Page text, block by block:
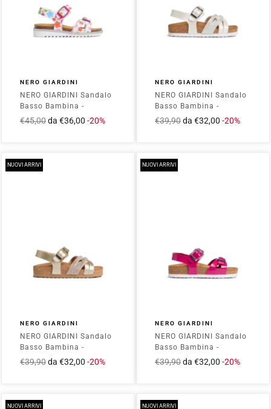
NERO GIARDINI
NERO GIARDINI Sandalo
Basso Bambina -
E633660F Bianco
Prezzo
€45,00Prezzo
da €36,00 -20%
NERO GIARDINI
NERO GIARDINI Sandalo
Basso Bambina -
E633651F Bianco
Prezzo
€39,90Prezzo
da €32,00 -20%
NUOVI ARRIVI
NERO GIARDINI
NERO GIARDINI Sandalo
Basso Bambina -
E633651F Beige
Prezzo
€39,90Prezzo
da €32,00 -20%
NUOVI ARRIVI
NERO GIARDINI
NERO GIARDINI Sandalo
Basso Bambina -
E633650F Fuxia
Prezzo
€39,90Prezzo
da €32,00 -20%
NUOVI ARRIVI NUOVI ARRIVI